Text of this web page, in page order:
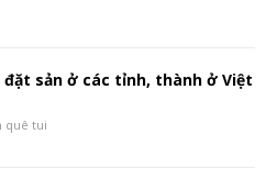
đặt sản ở các tỉnh, thành ở Việt
quê tui